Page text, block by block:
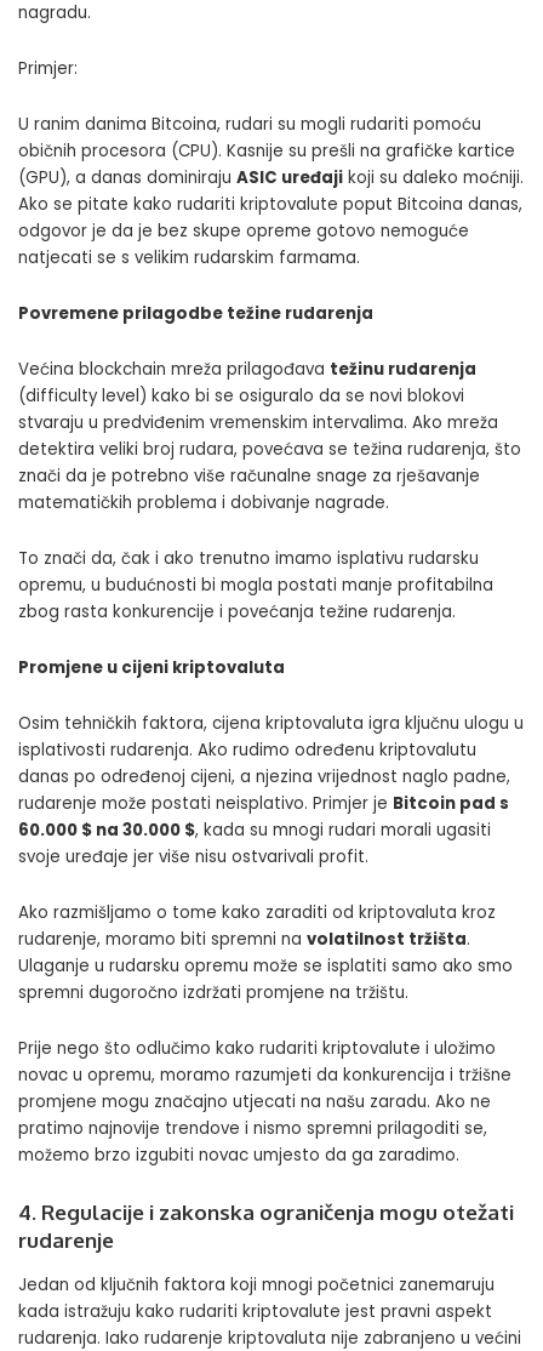
nagradu.
Primjer:
U ranim danima Bitcoina, rudari su mogli rudariti pomoću
običnih procesora (CPU). Kasnije su prešli na grafičke kartice
(GPU), a danas dominiraju ASIC uređaji koji su daleko moćniji.
Ako se pitate kako rudariti kriptovalute poput Bitcoina danas,
odgovor je da je bez skupe opreme gotovo nemoguće
natjecati se s velikim rudarskim farmama.
Povremene prilagodbe težine rudarenja
Većina blockchain mreža prilagođava težinu rudarenja
(difficulty level) kako bi se osiguralo da se novi blokovi
stvaraju u predviđenim vremenskim intervalima. Ako mreža
detektira veliki broj rudara, povećava se težina rudarenja, što
znači da je potrebno više računalne snage za rješavanje
matematičkih problema i dobivanje nagrade.
To znači da, čak i ako trenutno imamo isplativu rudarsku
opremu, u budućnosti bi mogla postati manje profitabilna
zbog rasta konkurencije i povećanja težine rudarenja.
Promjene u cijeni kriptovaluta
Osim tehničkih faktora, cijena kriptovaluta igra ključnu ulogu u
isplativosti rudarenja. Ako rudimo određenu kriptovalutu
danas po određenoj cijeni, a njezina vrijednost naglo padne,
rudarenje može postati neisplativo. Primjer je Bitcoin pad s
60.000 $ na 30.000 $, kada su mnogi rudari morali ugasiti
svoje uređaje jer više nisu ostvarivali profit.
Ako razmišljamo o tome kako zaraditi od kriptovaluta kroz
rudarenje, moramo biti spremni na volatilnost tržišta.
Ulaganje u rudarsku opremu može se isplatiti samo ako smo
spremni dugoročno izdržati promjene na tržištu.
Prije nego što odlučimo kako rudariti kriptovalute i uložimo
novac u opremu, moramo razumjeti da konkurencija i tržišne
promjene mogu značajno utjecati na našu zaradu. Ako ne
pratimo najnovije trendove i nismo spremni prilagoditi se,
možemo brzo izgubiti novac umjesto da ga zaradimo.
4. Regulacije i zakonska ograničenja mogu otežati
rudarenje
Jedan od ključnih faktora koji mnogi početnici zanemaruju
kada istražuju kako rudariti kriptovalute jest pravni aspekt
rudarenja. Iako rudarenje kriptovaluta nije zabranjeno u većini